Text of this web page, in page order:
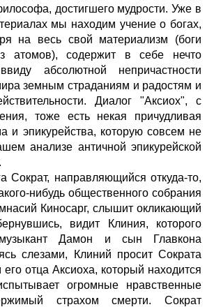
достигшего мудрости. Уже в
мы находим учение о богах,
на весь свой материализм (боги
атомов), содержит в себе нечто
абсолютной непричастности
земным страданиям и радостям и
Диалог "Аксиох", с
тоже есть некая причудливая
и эпикурейства, которую совсем не
анализе античной эпикурейской
Сократ, направляющийся откуда-то,
нибудь общественного собрания
Киносарг, слышит окликающий
видит Клиния, которого
Дамон и сын Главкона
слезами, Клиний просит Сократа
отца Аксиоха, который находится
огромные нравственные
страхом смерти. Сократ